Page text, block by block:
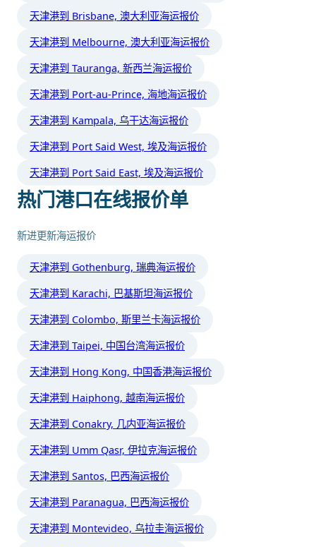
天津港到 Brisbane, 澳大利亚海运报价
天津港到 Melbourne, 澳大利亚海运报价
天津港到 Tauranga, 新西兰海运报价
天津港到 Port-au-Prince, 海地海运报价
天津港到 Kampala, 乌干达海运报价
天津港到 Port Said West, 埃及海运报价
天津港到 Port Said East, 埃及海运报价
热门港口在线报价单
新进更新海运报价
天津港到 Gothenburg, 瑞典海运报价
天津港到 Karachi, 巴基斯坦海运报价
天津港到 Colombo, 斯里兰卡海运报价
天津港到 Taipei, 中国台湾海运报价
天津港到 Hong Kong, 中国香港海运报价
天津港到 Haiphong, 越南海运报价
天津港到 Conakry, 几内亚海运报价
天津港到 Umm Qasr, 伊拉克海运报价
天津港到 Santos, 巴西海运报价
天津港到 Paranagua, 巴西海运报价
天津港到 Montevideo, 乌拉圭海运报价